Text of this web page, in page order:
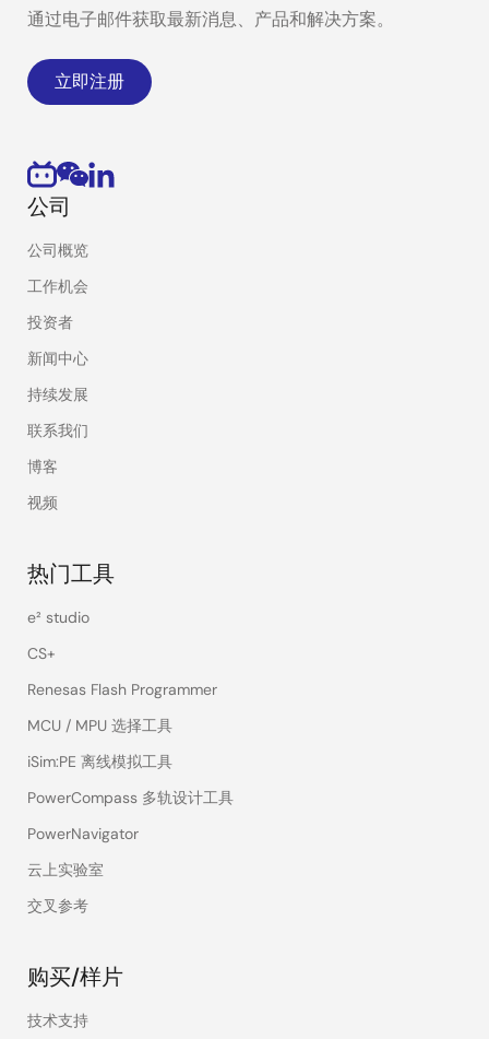
通过电子邮件获取最新消息、产品和解决方案。
立即注册
公司
公司概览
工作机会
投资者
新闻中心
持续发展
联系我们
博客
视频
热门工具
e² studio
CS+
Renesas Flash Programmer
MCU / MPU 选择工具
iSim:PE 离线模拟工具
PowerCompass 多轨设计工具
PowerNavigator
云上实验室
交叉参考
购买/样片
技术支持